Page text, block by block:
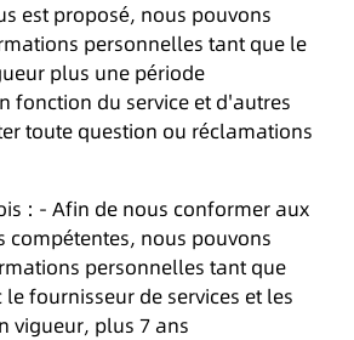
est proposé, nous pouvons
personnelles tant que le
plus une période
fonction du service et d'autres
toute question ou réclamations
: - Afin de nous conformer aux
compétentes, nous pouvons
personnelles tant que
fournisseur de services et les
vigueur, plus 7 ans